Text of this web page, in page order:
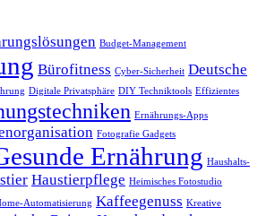
Budget-Management
Bürofitness Cyber-Sicherheit Deutsche
Digitale Privatsphäre DIY Techniktools Effizientes
Ernährungs-Apps
Fotografie Gadgets
Ernährung Haushalts-
Haustierpflege Heimisches Fotostudio
Automatisierung Kaffeegenuss Kreative